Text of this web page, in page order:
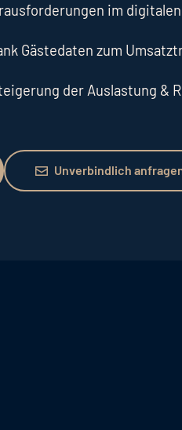
im
Gästedaten zum
der Auslastung &
Unverbindlich anfragen
Unverbindlich